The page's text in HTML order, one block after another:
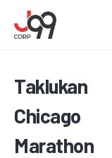
Taklukan
Chicago
Marathon